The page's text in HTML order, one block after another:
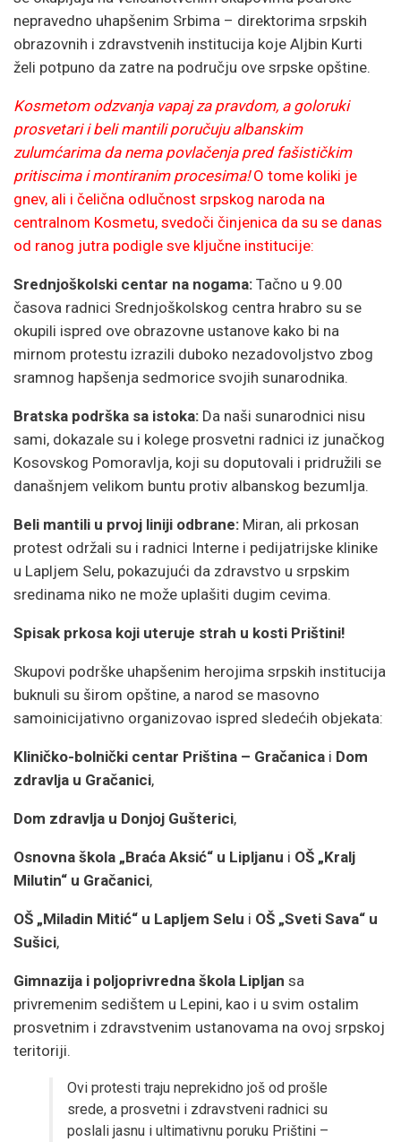
nepravedno uhapšenim Srbima – direktorima srpskih
obrazovnih i zdravstvenih institucija koje Aljbin Kurti
želi potpuno da zatre na području ove srpske opštine.
Kosmetom odzvanja vapaj za pravdom, a goloruki
prosvetari i beli mantili poručuju albanskim
zulumćarima da nema povlačenja pred fašističkim
pritiscima i montiranim procesima!O tome koliki je
gnev, ali i čelična odlučnost srpskog naroda na
centralnom Kosmetu, svedoči činjenica da su se danas
od ranog jutra podigle sve ključne institucije:
Srednjoškolski centar na nogama: Tačno u 9.00
časova radnici Srednjoškolskog centra hrabro su se
okupili ispred ove obrazovne ustanove kako bi na
mirnom protestu izrazili duboko nezadovoljstvo zbog
sramnog hapšenja sedmorice svojih sunarodnika.
Bratska podrška sa istoka: Da naši sunarodnici nisu
sami, dokazale su i kolege prosvetni radnici iz junačkog
Kosovskog Pomoravlja, koji su doputovali i pridružili se
današnjem velikom buntu protiv albanskog bezumlja.
Beli mantili u prvoj liniji odbrane: Miran, ali prkosan
protest održali su i radnici Interne i pedijatrijske klinike
u Lapljem Selu, pokazujući da zdravstvo u srpskim
sredinama niko ne može uplašiti dugim cevima.
Spisak prkosa koji uteruje strah u kosti Prištini!
Skupovi podrške uhapšenim herojima srpskih institucija
buknuli su širom opštine, a narod se masovno
samoinicijativno organizovao ispred sledećih objekata:
Kliničko-bolnički centar Priština – Gračanica i Dom
zdravlja u Gračanici,
Dom zdravlja u Donjoj Gušterici,
Osnovna škola „Braća Aksić“ u Lipljanu i OŠ „Kralj
Milutin“ u Gračanici,
OŠ „Miladin Mitić“ u Lapljem Selu i OŠ „Sveti Sava“ u
Sušici,
Gimnazija i poljoprivredna škola Lipljan sa
privremenim sedištem u Lepini, kao i u svim ostalim
prosvetnim i zdravstvenim ustanovama na ovoj srpskoj
teritoriji.
Ovi protesti traju neprekidno još od prošle
srede, a prosvetni i zdravstveni radnici su
poslali jasnu i ultimativnu poruku Prištini –